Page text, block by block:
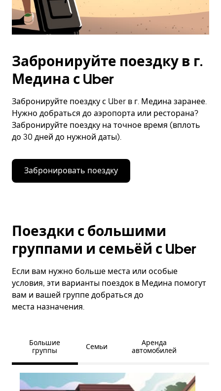
Забронируйте поездку в г.
Медина с Uber
Забронируйте поездку с Uber в г. Медина заранее.
Нужно добраться до аэропорта или ресторана?
Забронируйте поездку на точное время (вплоть
до 30 дней до нужной даты).
Забронировать поездку
Поездки с большими
группами и семьёй с Uber
Если вам нужно больше места или особые
условия, эти варианты поездок в Медина помогут
вам и вашей группе добраться до
места назначения.
Большие
группы
Семьи
Аренда
автомобилей